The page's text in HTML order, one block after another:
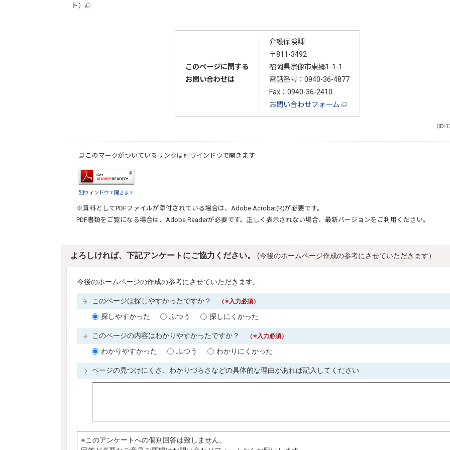
ト）
このページに関する
お問い合わせは
介護保険課
〒811-3492
福岡県宗像市東郷1-1-1
電話番号： 0940-36-4877
Fax：0940-36-2410
お問い合わせフォーム
（
このマークがついているリンクは別ウインドウで開きます
別ウィンドウで開きます
※資料としてPDFファイルが添付されている場合は、 Adobe Acrobat(R)が必要です。
PDF書類をご覧になる場合は、 Adobe Readerが必要です。正しく表示されない場合、最新バージョンをご利用ください。